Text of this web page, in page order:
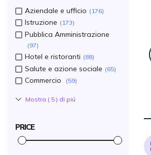
contenuti
Aziendale e ufficio 176
Istruzione 173
Pubblica Amministrazione
97
Hotel e ristoranti 88
Salute e azione sociale 65
Commercio 59
Mostra ( 5 ) di piú
PRICE